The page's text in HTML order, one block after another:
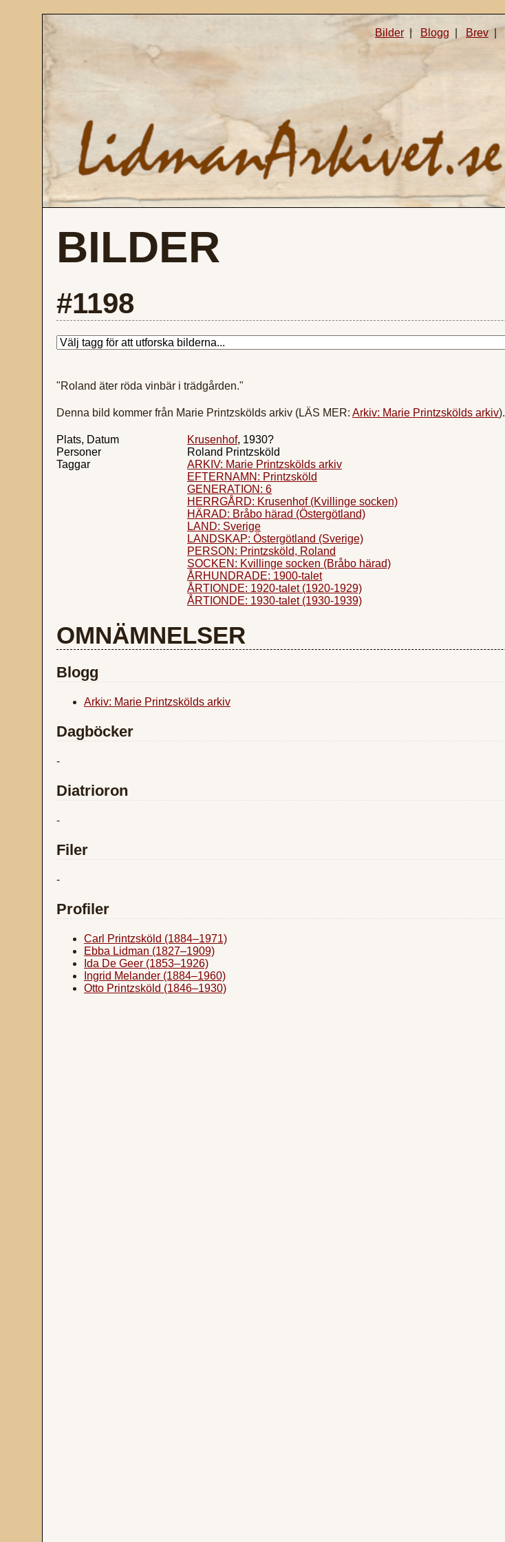
Bilder | Blogg Brev|
BILDER
#1198
"Roland äter röda vinbär i trädgården."
Denna bild kommer från Marie Printzskölds arkiv (LÄS MER: Arkiv: Marie Printzskölds arkiv).
Plats, Datum Krusenhof, 1930?
Personer
Roland Printzsköld
Taggar
ARKIV: Marie Printzskölds arkiv
EFTERNAMN: Printzsköld
GENERATION: 6
HERRGÅRD: Krusenhof (Kvillinge socken)
HÄRAD: Bråbo härad (Östergötland)
LAND: Sverige
LANDSKAP: Östergötland (Sverige)
PERSON: Printzsköld, Roland
SOCKEN: Kvillinge socken (Bråbo härad)
ÅRHUNDRADE: 1900-talet
ÅRTIONDE: 1920-talet (1920-1929)
ÅRTIONDE: 1930-talet (1930-1939)
OMNÄMNELSER
Blogg
Arkiv: Marie Printzskölds arkiv
Dagböcker
-
Diatrioron
-
Filer
-
Profiler
Carl Printzsköld (1884–1971)
Ebba Lidman (1827–1909)
Ida De Geer (1853–1926)
Ingrid Melander (1884–1960)
Otto Printzsköld (1846–1930)